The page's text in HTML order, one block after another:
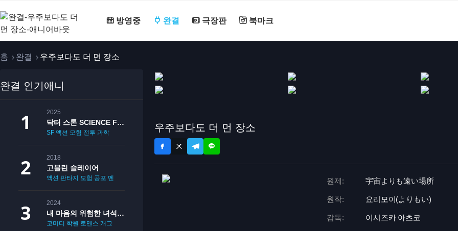
방영중 완결 극장판 북마크
홈 완결 우주보다도 더 먼 장소
완결 인기애니
2025
닥터 스톤 SCIENCE FUTURE
SF 액션 모험 전투 과학
2018
고블린 슬레이어
액션 판타지 모험 공포 멘붕
2024
내 마음의 위험한 녀석 2기
코미디 학원 로맨스 개그
우주보다도 더 먼 장소
원제: 宇宙よりも遠い場所
원작: 요리모이(よりもい)
감독: 이시즈카 아츠코